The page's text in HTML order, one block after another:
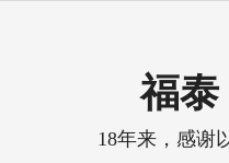
福泰
18年来，感谢